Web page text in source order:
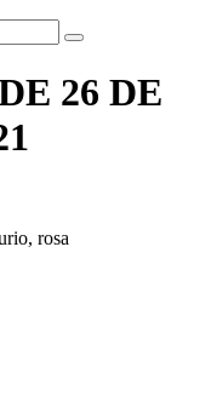
26 DE
rosa